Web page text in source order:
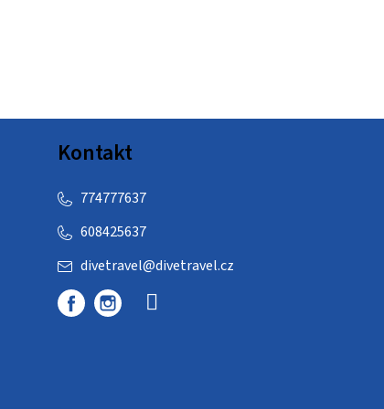
Kontakt
divetravel@divetravel.cz
608425637
774777637